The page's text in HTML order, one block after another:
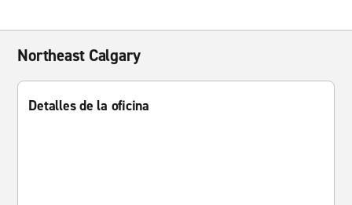
Northeast Calgary
Detalles de la oficina